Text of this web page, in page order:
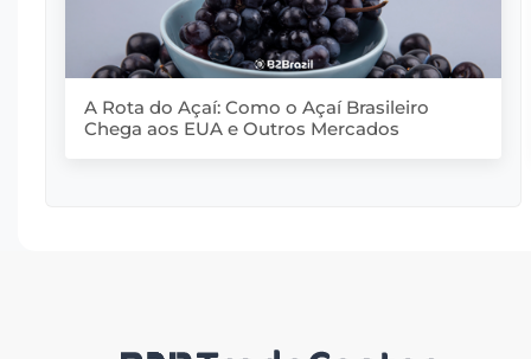
A Rota do Açaí: Como o Açaí Brasileiro
Chega aos EUA e Outros Mercados